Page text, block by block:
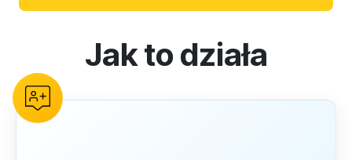
reCAPTCHA verificationJak to działa